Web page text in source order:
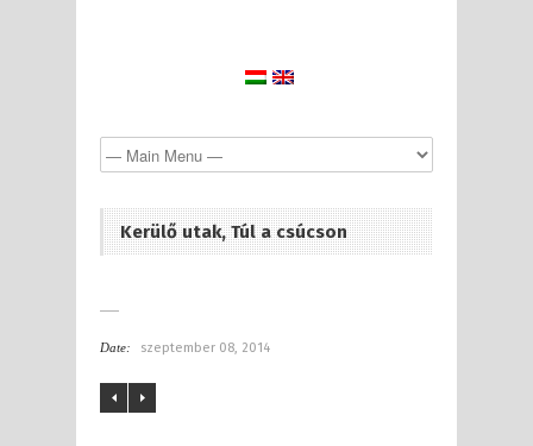
Kerülő utak, Túl a csúcson
Date: szeptember 08, 2014